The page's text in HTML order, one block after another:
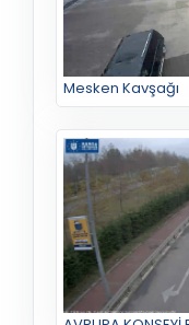
Mesken Kavşağı